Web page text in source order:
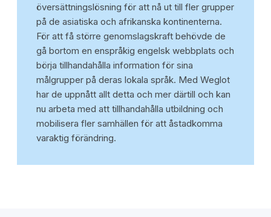
översättningslösning för att nå ut till fler grupper
på de asiatiska och afrikanska kontinenterna.
För att få större genomslagskraft behövde de
gå bortom en enspråkig engelsk webbplats och
börja tillhandahålla information för sina
målgrupper på deras lokala språk. Med Weglot
har de uppnått allt detta och mer därtill och kan
nu arbeta med att tillhandahålla utbildning och
mobilisera fler samhällen för att åstadkomma
varaktig förändring.